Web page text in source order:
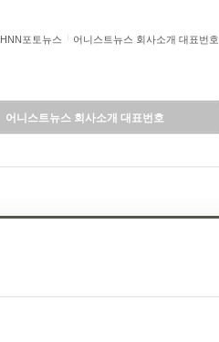
HNN포토뉴스 어니스트뉴스 회사소개 대표번호
어니스트뉴스 회사소개 대표번호